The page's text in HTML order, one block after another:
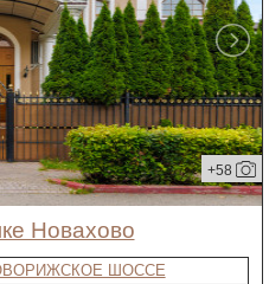
+58
Новахово
ШОССЕ